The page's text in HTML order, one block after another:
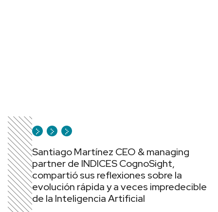
Santiago Martínez CEO & managing
partner de INDICES CognoSight,
compartió sus reflexiones sobre la
evolución rápida y a veces impredecible
de la Inteligencia Artificial